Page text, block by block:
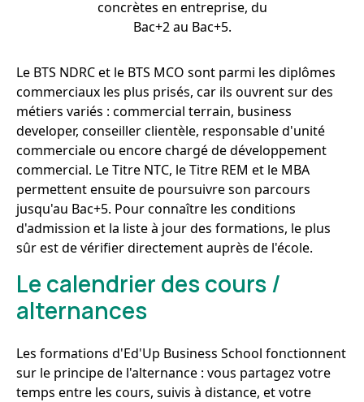
concrètes en entreprise, du
Bac+2 au Bac+5.
Le BTS NDRC et le BTS MCO sont parmi les diplômes
commerciaux les plus prisés, car ils ouvrent sur des
métiers variés : commercial terrain, business
developer, conseiller clientèle, responsable d'unité
commerciale ou encore chargé de développement
commercial. Le Titre NTC, le Titre REM et le MBA
permettent ensuite de poursuivre son parcours
jusqu'au Bac+5. Pour connaître les conditions
d'admission et la liste à jour des formations, le plus
sûr est de vérifier directement auprès de l'école.
Le calendrier des cours /
alternances
Les formations d'Ed'Up Business School fonctionnent
sur le principe de l'alternance : vous partagez votre
temps entre les cours, suivis à distance, et votre